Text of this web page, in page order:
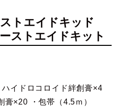
トエイドキッド
ストエイドキット
イドロコロイド絆創膏×4
膏×20 ・包帯（4.5ｍ）